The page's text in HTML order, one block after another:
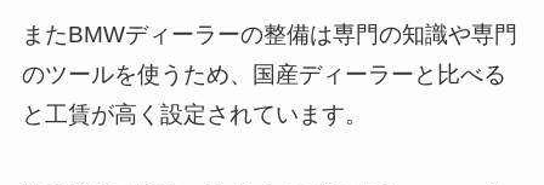
またBMWディーラーの整備は専門の知識や専門
のツールを使うため、国産ディーラーと比べる
と工賃が高く設定されています。